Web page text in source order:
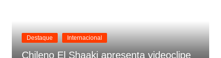
Destaque Internacional
Chileno El Shaaki apresenta videoclipe